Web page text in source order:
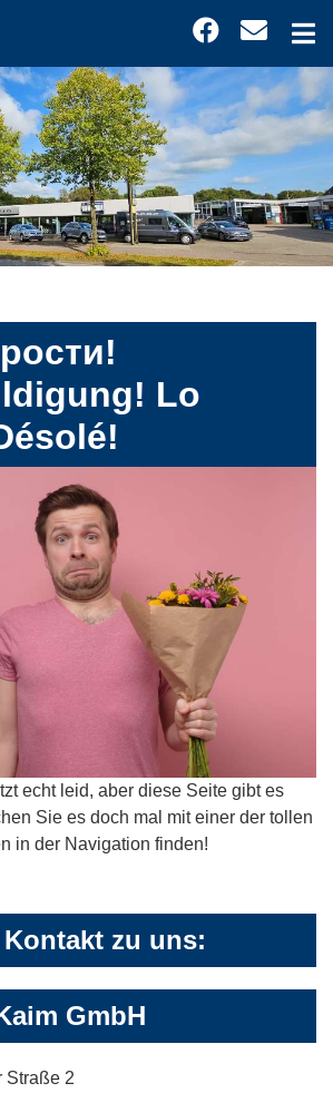
Lo
echt leid, aber diese Seite gibt es
Sie es doch mal mit einer der tollen
in der Navigation finden!
zu uns:
GmbH
Straße 2